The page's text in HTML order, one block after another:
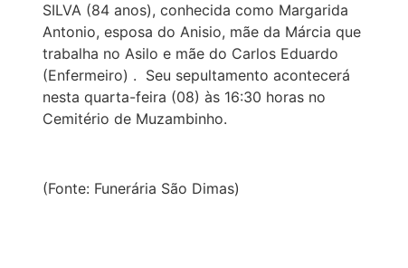
SILVA (84 anos), conhecida como Margarida
Antonio, esposa do Anisio, mãe da Márcia que
trabalha no Asilo e mãe do Carlos Eduardo
(Enfermeiro) . Seu sepultamento acontecerá
nesta quarta-feira (08) às 16:30 horas no
Cemitério de Muzambinho.
(Fonte: Funerária São Dimas)